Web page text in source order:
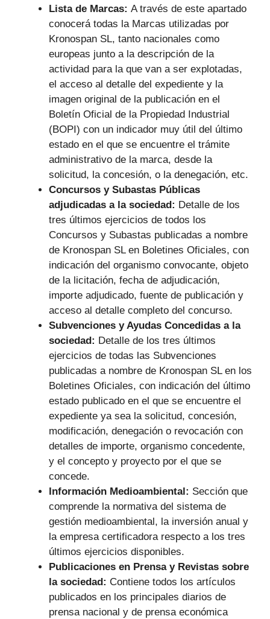
Lista de Marcas: A través de este apartado
conocerá todas la Marcas utilizadas por
Kronospan SL, tanto nacionales como
europeas junto a la descripción de la
actividad para la que van a ser explotadas,
el acceso al detalle del expediente y la
imagen original de la publicación en el
Boletín Oficial de la Propiedad Industrial
(BOPI) con un indicador muy útil del último
estado en el que se encuentre el trámite
administrativo de la marca, desde la
solicitud, la concesión, o la denegación, etc.
Concursos y Subastas Públicas
adjudicadas a la sociedad: Detalle de los
tres últimos ejercicios de todos los
Concursos y Subastas publicadas a nombre
de Kronospan SL en Boletines Oficiales, con
indicación del organismo convocante, objeto
de la licitación, fecha de adjudicación,
importe adjudicado, fuente de publicación y
acceso al detalle completo del concurso.
Subvenciones y Ayudas Concedidas a la
sociedad: Detalle de los tres últimos
ejercicios de todas las Subvenciones
publicadas a nombre de Kronospan SL en los
Boletines Oficiales, con indicación del último
estado publicado en el que se encuentre el
expediente ya sea la solicitud, concesión,
modificación, denegación o revocación con
detalles de importe, organismo concedente,
y el concepto y proyecto por el que se
concede.
Información Medioambiental: Sección que
comprende la normativa del sistema de
gestión medioambiental, la inversión anual y
la empresa certificadora respecto a los tres
últimos ejercicios disponibles.
Publicaciones en Prensa y Revistas sobre
la sociedad: Contiene todos los artículos
publicados en los principales diarios de
prensa nacional y de prensa económica